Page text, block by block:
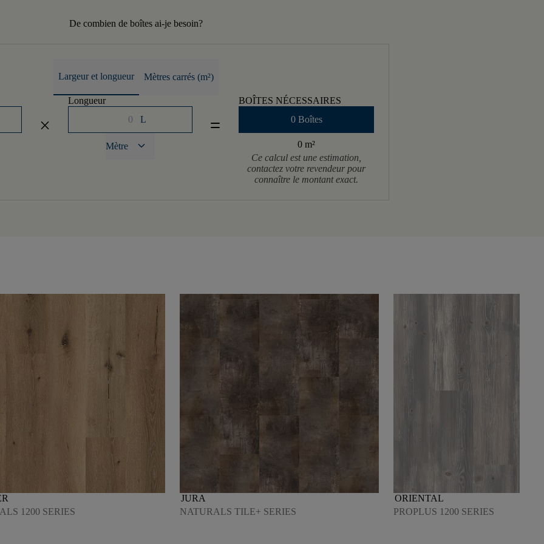
De combien de boîtes ai-je besoin?
Largeur et longueur Mètres carrés (m²)
close
Longueur
L
Mètre keyboard_arrow_down
equal
BOÎTES NÉCESSAIRES
0 Boîtes
0 m²
Ce calcul est une estimation,
contactez votre revendeur pour
connaître le montant exact.
1200 SERIES
JURA
NATURALS TILE+ SERIES
ORIENTAL
PROPLUS 1200 SERIES